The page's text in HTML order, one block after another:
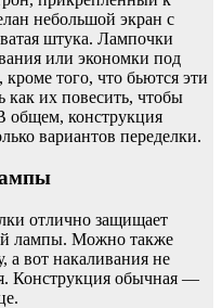
небольшой экран с
штука. Лампочки
или экономки под
того, что бьются эти
как их повесить, чтобы
общем, конструкция
вариантов переделки.
отлично защищает
лампы. Можно также
а вот накаливания не
Конструкция обычная —